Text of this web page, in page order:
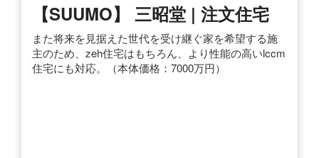
【SUUMO】 三昭堂 | 注文住宅
また将来を見据えた世代を受け継ぐ家を希望する施
主のため、zeh住宅はもちろん、より性能の高いlccm
住宅にも対応。（本体価格：7000万円）